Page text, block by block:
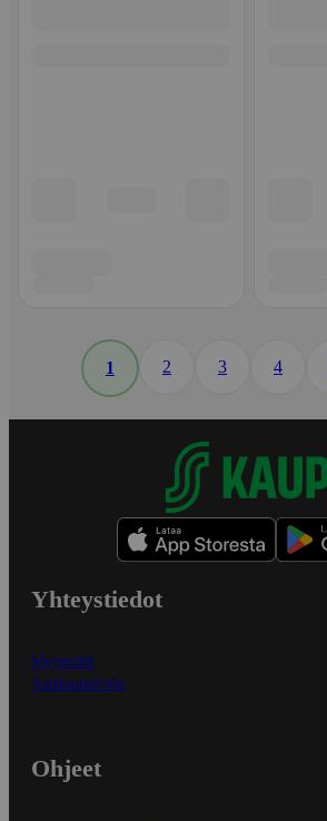
1 2 3 4
Yhteystiedot
Myymälät
Asiakaspalvelu
Ohjeet